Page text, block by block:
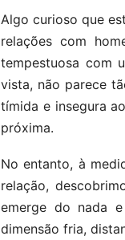
Algo curioso que
relações com
tempestuosa com
vista, não parece
tímida e insegura
próxima.
No entanto, à
relação,
emerge do nada
dimensão fria,